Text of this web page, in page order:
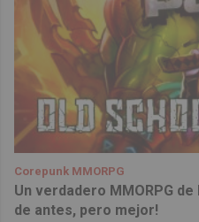
Corepunk MMORPG
Un verdadero MMORPG
de antes, pero mejor!